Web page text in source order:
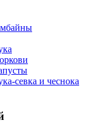
севка и чеснока